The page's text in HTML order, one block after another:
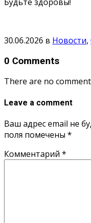
30.06.2026 в Новости,
0 Comments
There are no
Leave a comment
Ваш адрес email не
поля помечены *
Комментарий *